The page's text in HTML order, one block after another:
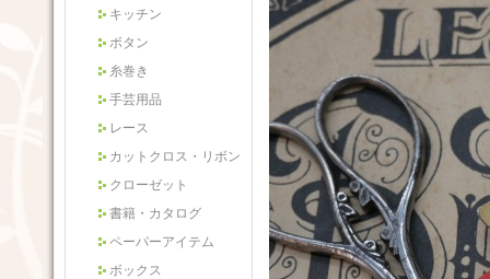
キッチン
ボタン
糸巻き
手芸用品
レース
カットクロス・リボン
クローゼット
書籍・カタログ
ペーパーアイテム
ボックス